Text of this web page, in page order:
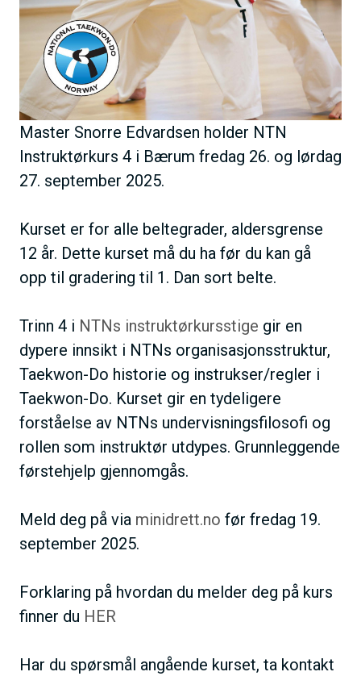
Master Snorre Edvardsen holder NTN
Instruktørkurs 4 i Bærum fredag 26. og lørdag
27. september 2025.
Kurset er for alle beltegrader, aldersgrense
12 år. Dette kurset må du ha før du kan gå
opp til gradering til 1. Dan sort belte.
Trinn 4 i NTNs instruktørkursstige gir en
dypere innsikt i NTNs organisasjonsstruktur,
Taekwon-Do historie og instrukser/regler i
Taekwon-Do. Kurset gir en tydeligere
forståelse av NTNs undervisningsfilosofi og
rollen som instruktør utdypes. Grunnleggende
førstehjelp gjennomgås.
Meld deg på via minidrett.no før fredag 19.
september 2025.
Forklaring på hvordan du melder deg på kurs
finner du HER
Har du spørsmål angående kurset, ta kontakt